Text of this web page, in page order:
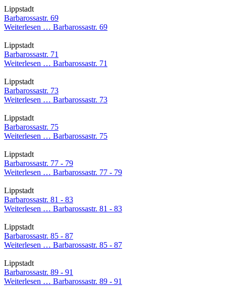
Lippstadt
Barbarossastr. 69
Weiterlesen … Barbarossastr. 69
Lippstadt
Barbarossastr. 71
Weiterlesen … Barbarossastr. 71
Lippstadt
Barbarossastr. 73
Weiterlesen … Barbarossastr. 73
Lippstadt
Barbarossastr. 75
Weiterlesen … Barbarossastr. 75
Lippstadt
Barbarossastr. 77 - 79
Weiterlesen … Barbarossastr. 77 - 79
Lippstadt
Barbarossastr. 81 - 83
Weiterlesen … Barbarossastr. 81 - 83
Lippstadt
Barbarossastr. 85 - 87
Weiterlesen … Barbarossastr. 85 - 87
Lippstadt
Barbarossastr. 89 - 91
Weiterlesen … Barbarossastr. 89 - 91